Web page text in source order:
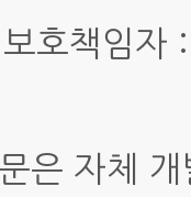
호책임
은 자체